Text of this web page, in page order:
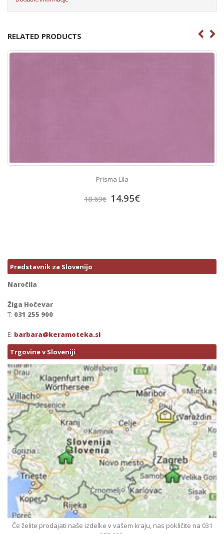
RELATED PRODUCTS
Prisma Lila
18.69€ 14.95€
Predstavnik za Slovenijo
Naročila
Žiga Hočevar
T: 031 255 900
E: barbara@keramoteka.si
Trgovine v Sloveniji
Če želite prodajati naše izdelke v vašem kraju, nas pokličite na 031